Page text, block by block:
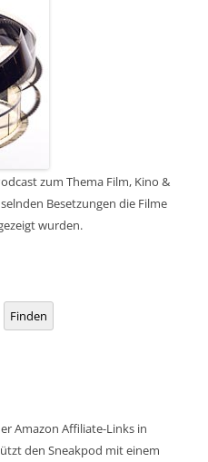
zum Thema Film, Kino &
Besetzungen die Filme
wurden.
Finden
Amazon Affiliate-Links in
den Sneakpod mit einem